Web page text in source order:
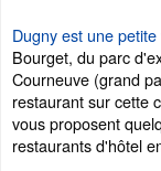
Dugny est une
Bourget, du parc
Courneuve (grand
restaurant sur cette
vous proposent
restaurants d'hôtel